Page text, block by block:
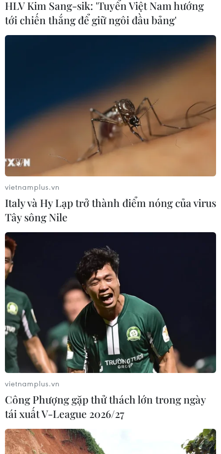
Tổng thống Algeria Bouteflika sẽ từ chức
trước ngày 28/4
01/04/2019 22:53
Hãng thông tấn nhà nước Algeria (APS) dẫn thông báo
của Phủ Tổng thống nước này cho biết, Tổng thống
Abdelaziz Bouteflika sẽ từ chức trước ngày 28/4, ngày
kết thúc nhiệm kỳ theo Hiến pháp quy định.
HLV Kim Sang-sik: 'Tuyển Việt Nam hướng
tới chiến thắng để giữ ngôi đầu bảng'
vietnamplus.vn
Italy và Hy Lạp trở thành điểm nóng của virus
Tây sông Nile
vietnamplus.vn
Công Phượng gặp thử thách lớn trong ngày
tái xuất V-League 2026/27